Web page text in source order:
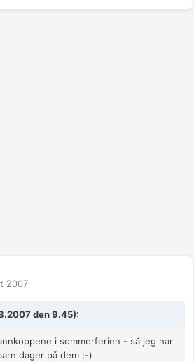
2007
den 9.45):
i sommerferien - så jeg har
dager på dem ;-)